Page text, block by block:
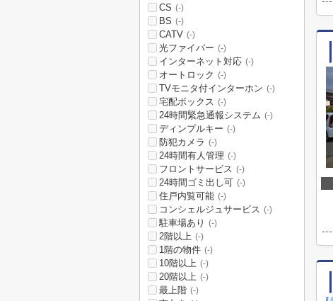
CS (-)
BS (-)
CATV (-)
光ファイバー (-)
インターネット対応 (-)
オートロック (-)
TVモニタ付インターホン (-)
宅配ボックス (-)
24時間緊急通報システム (-)
ディンプルキー (-)
防犯カメラ (-)
24時間有人管理 (-)
フロントサービス (-)
24時間ゴミ出し可 (-)
住戸内覧可能 (-)
コンシェルジュサービス (-)
駐車場あり (-)
2階以上 (-)
1階の物件 (-)
10階以上 (-)
20階以上 (-)
最上階 (-)